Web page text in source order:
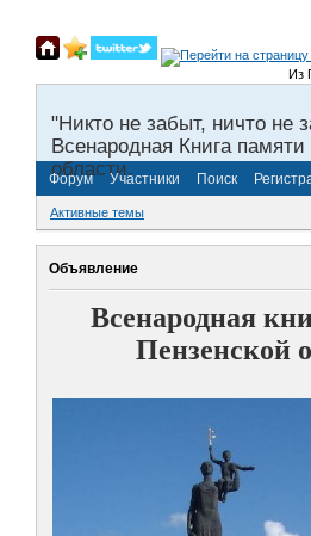
Из
"Никто не забыт, ничто не
Всенародная Книга памяти
области.
Форум Участники Поиск
Активные темы
Объявление
Всенародная
Пензенской